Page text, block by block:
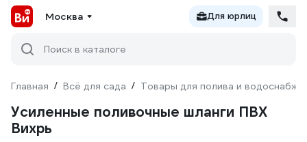
Москва Для юрлиц
Поиск в каталоге
Главная / Всё для сада / Товары для полива и
Усиленные поливочные шланги ПВХ
Вихрь